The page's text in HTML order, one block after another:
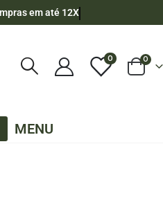
em até 12X
0 0
MENU